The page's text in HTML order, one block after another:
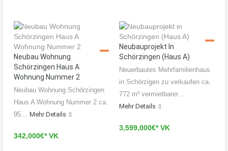
Neubau Wohnung
Schörzingen Haus A
Wohnung Nummer 2
Neubau Wohnung Schörzingen
Haus A Wohnung Nummer 2 ca.
95… Mehr Details
342,000€* VK
Neubauprojekt In
Schörzingen (Haus A)
Neuerbautes Mehrfamilienhaus
in Schörzigen zu verkaufen ca.
772 m² vermietbarer…
Mehr Details
3,599,000€* VK